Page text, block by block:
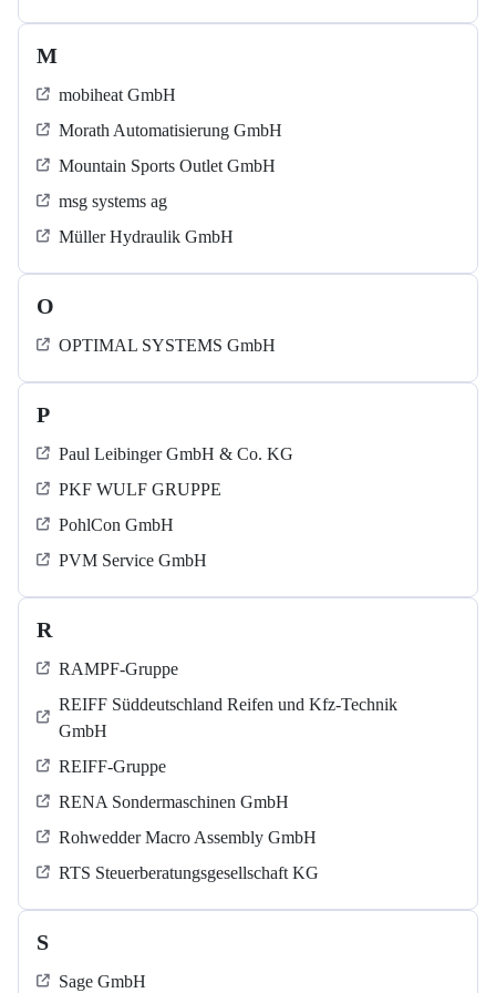
M
mobiheat GmbH
Morath Automatisierung GmbH
Mountain Sports Outlet GmbH
msg systems ag
Müller Hydraulik GmbH
O
OPTIMAL SYSTEMS GmbH
P
Paul Leibinger GmbH & Co. KG
PKF WULF GRUPPE
PohlCon GmbH
PVM Service GmbH
R
RAMPF-Gruppe
REIFF Süddeutschland Reifen und Kfz-Technik
GmbH
REIFF-Gruppe
RENA Sondermaschinen GmbH
Rohwedder Macro Assembly GmbH
RTS Steuerberatungsgesellschaft KG
S
Sage GmbH